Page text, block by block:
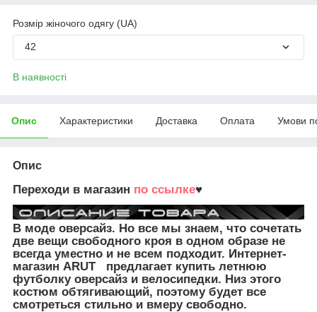
Розмір жіночого одягу (UA)
42
В наявності
Опис Характеристики Доставка Оплата Умови
Опис
Переходи в магазин по ссылке♥
В моде оверсайз. Но все мы знаем, что сочетать
две вещи свободного кроя в одном образе не
всегда уместно и не всем подходит. Интернет-
магазин ARUT предлагает купить летнюю
футболку оверсайз и велосипедки. Низ этого
костюм обтягивающий, поэтому будет все
смотреться стильно и вмеру свободно.